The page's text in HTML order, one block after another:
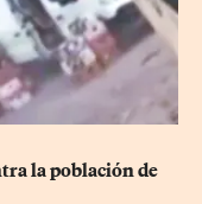
la población de